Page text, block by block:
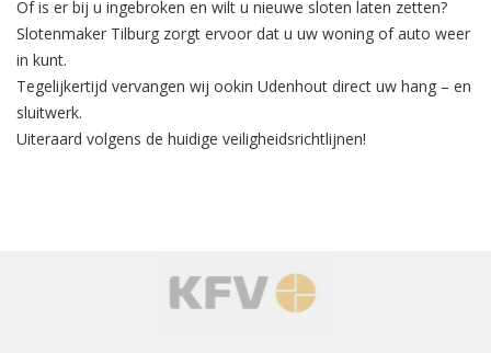
Of is er bij u ingebroken en wilt u nieuwe sloten laten zetten?
Slotenmaker Tilburg zorgt ervoor dat u uw woning of auto weer
in kunt.
Tegelijkertijd vervangen wij ookin Udenhout direct uw hang – en
sluitwerk.
Uiteraard volgens de huidige veiligheidsrichtlijnen!